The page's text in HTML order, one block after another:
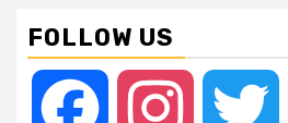
FOLLOW US
Facebook Instagram